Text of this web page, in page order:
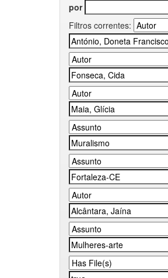
por
Filtros correntes: